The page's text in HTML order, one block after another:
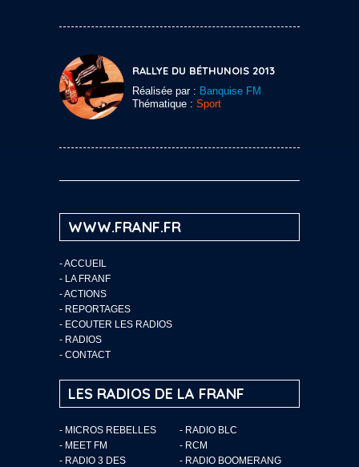
RALLYE DU BÉTHUNOIS 2013
Réalisée par : Banquise FM
Thématique : Sport
WWW.FRANF.FR
-ACCUEIL
- LA FRANF
-ACTIONS
- REPORTAGES
- ECOUTER LES RADIOS
- RADIOS
- CONTACT
LES RADIOS DE LA FRANF
- MICROS REBELLES
- RADIO BLC
- MEET FM
- RCM
- RADIO 3 DES
- RADIO BOOMERANG